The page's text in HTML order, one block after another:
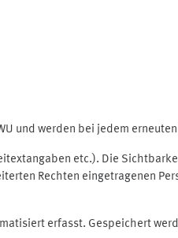
und werden bei jedem
etc.). Die
Rechten eingetragenen
erfasst. Gespeichert